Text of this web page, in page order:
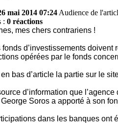
mai 2014 07:24 Audience de
: 0 réactions
mes chers contrariens !
fonds d’investissements
opérées par le fonds
bas d’article la partie sur le
d’information que
Soros a apporté à son
dans les banques ont